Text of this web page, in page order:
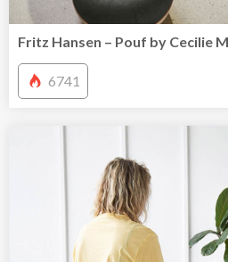
Fritz Hansen – Pouf by Cecilie
6741